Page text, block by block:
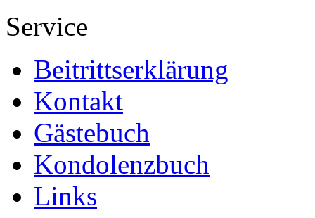
Service
Beitrittserklärung
Kontakt
Gästebuch
Kondolenzbuch
Links